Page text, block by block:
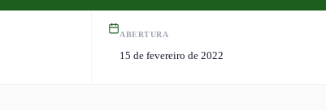
ABERTURA
15 de fevereiro de 2022